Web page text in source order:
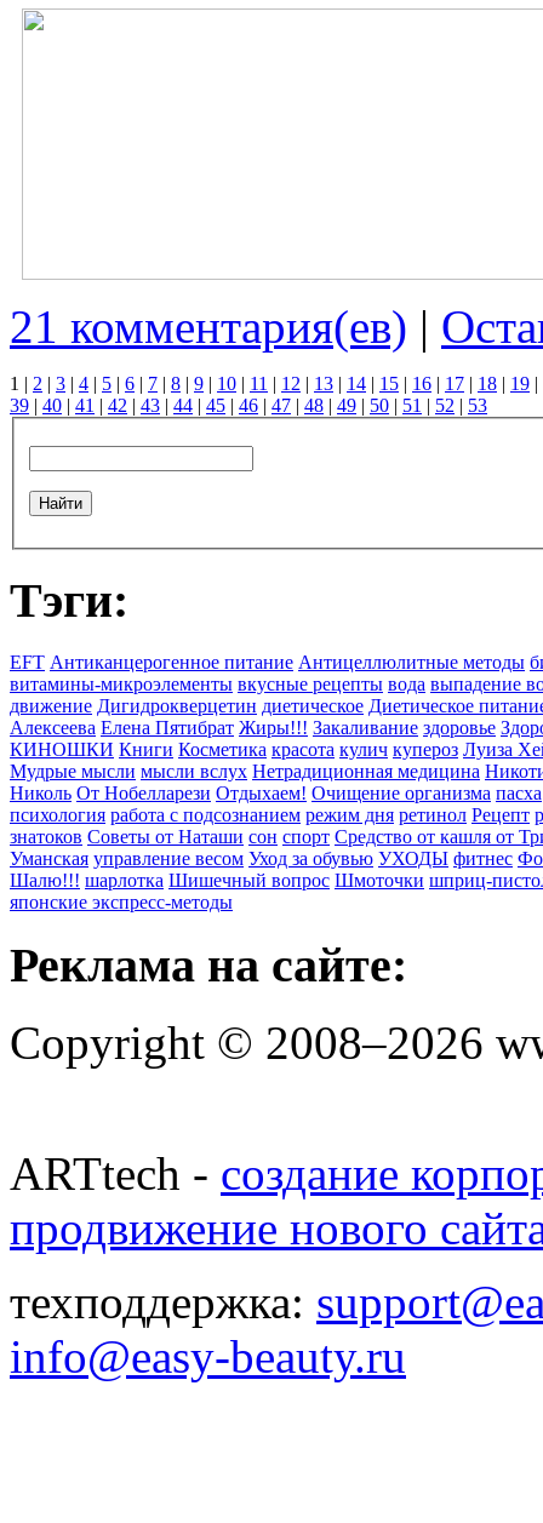
21 комментария(ев) |
1 | 2 | 3 | 4 | 5 | 6 | 7 | 8 | 9 | 10 | 11 | 12 | 13 | 14 | 15 | 16 | 17 | 18 | 19 |
39 | 40 | 41 | 42 | 43 | 44 | 45 | 46 | 47 | 48 | 49 | 50 | 51 | 52 | 53
Тэги:
EFT Антиканцерогенное питание Антицеллюлитные методы
витамины-микроэлементы вкусные рецепты вода выпадение
движение Дигидрокверцетин диетическое Диетическое
Алексеева Елена Пятибрат Жиры!!! Закаливание здоровье
КИНОШКИ Книги Косметика красота кулич купероз Луиза
Мудрые мысли мысли вслух Нетрадиционная медицина
Николь От Нобелларези Отдыхаем! Очищение организма пасха
психология работа с подсознанием режим дня ретинол Рецепт
знатоков Советы от Наташи сон спорт Средство от кашля от
Уманская управление весом Уход за обувью УХОДЫ фитнес
Шалю!!! шарлотка Шишечный вопрос Шмоточки шприц-
японские экспресс-методы
Реклама на сайте:
Copyright © 2008–2026
ARTtech - создание
продвижение нового
техподдержка:
info@easy-beauty.ru